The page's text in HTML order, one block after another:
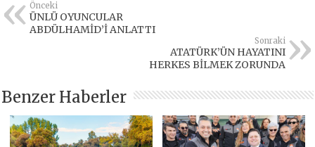
Önceki
ÜNLÜ OYUNCULAR
ABDÜLHAMİD’İ ANLATTI
Sonraki
ATATÜRK’ÜN HAYATINI
HERKES BİLMEK ZORUNDA
Benzer Haberler